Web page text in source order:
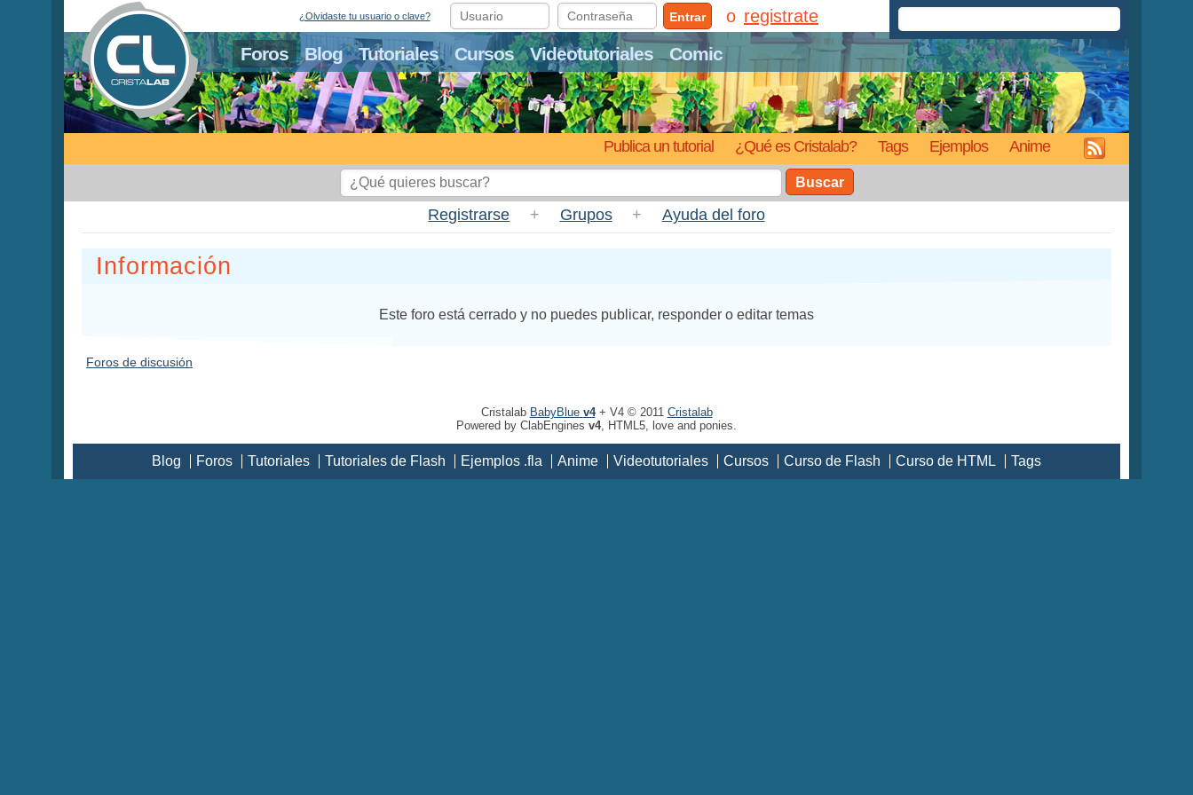
Foros Blog Tutoriales Cursos Videotutoriales Comic
Publica un tutorial ¿Qué es Cristalab? Tags Ejemplos Anime
¿Olvidaste tu usuario o clave? Entrar registrate
Buscar
Registrarse + Grupos + Ayuda del foro
Información
Este foro está cerrado y no puedes publicar, responder o editar temas
Foros de discusión
Cristalab BabyBlue v4+ V4 © 2011 Cristalab
Powered by ClabEngines v4, HTML5, love and ponies.
Blog Foros Tutoriales Tutoriales de Flash Ejemplos .fla Anime Videotutoriales Cursos Curso de Flash Curso de HTML Tags